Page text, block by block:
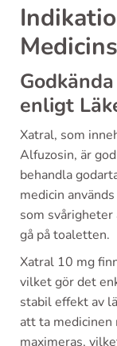
enligt
Xatral, som
Alfuzosin, är
behandla
medicin
som
gå på toaletten.
Xatral 10 mg
vilket gör det
stabil effekt av
att ta
maximeras,